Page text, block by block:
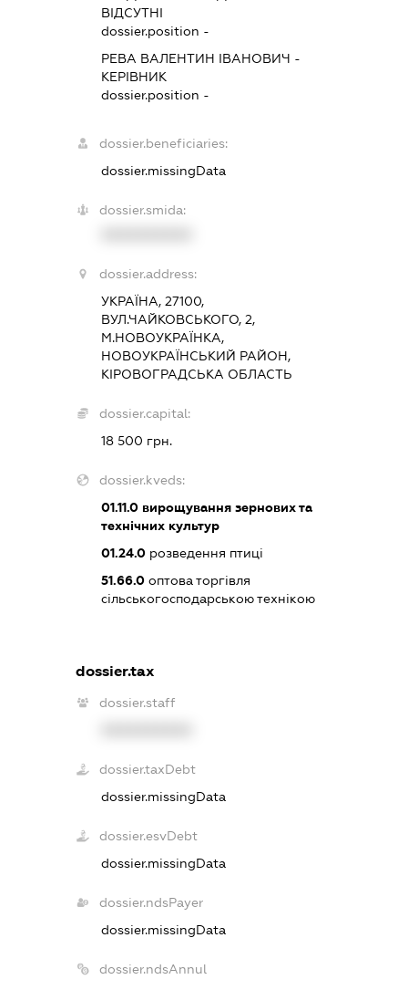
ВІДСУТНІ
dossier.position -
РЕВА ВАЛЕНТИН ІВАНОВИЧ -
КЕРІВНИК
dossier.position -
dossier.beneficiaries:
dossier.missingData
dossier.smida:
dossier.address:
УКРАЇНА, 27100,
ВУЛ.ЧАЙКОВСЬКОГО, 2,
М.НОВОУКРАЇНКА,
НОВОУКРАЇНСЬКИЙ РАЙОН,
КІРОВОГРАДСЬКА ОБЛАСТЬ
dossier.capital:
18 500 грн.
dossier.kveds:
01.11.0вирощування зернових та
технічних культур
01.24.0розведення птиці
51.66.0оптова торгівля
сільськогосподарською технікою
dossier.tax
dossier.staff
dossier.taxDebt
dossier.missingData
dossier.esvDebt
dossier.missingData
dossier.ndsPayer
dossier.missingData
dossier.ndsAnnul